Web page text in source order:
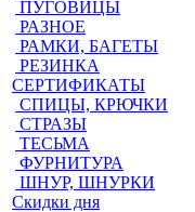
ПУГОВИЦЫ
РАЗНОЕ
РАМКИ, БАГЕТЫ
РЕЗИНКА
СЕРТИФИКАТЫ
СПИЦЫ, КРЮЧКИ
СТРАЗЫ
ТЕСЬМА
ФУРНИТУРА
ШНУР, ШНУРКИ
Скидки дня